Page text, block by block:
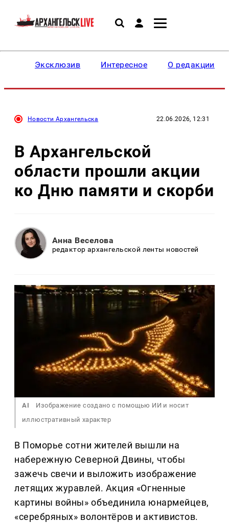
Эксклюзив Интересное О редакции
Новости Архангельска 22.06.2026, 12:31
В Архангельской
области прошли акции
ко Дню памяти и скорби
Анна Веселова
редактор архангельской ленты новостей
AI
Изображение создано с помощью ИИ и носит
иллюстративный характер
В Поморье сотни жителей вышли на
набережную Северной Двины, чтобы
зажечь свечи и выложить изображение
летящих журавлей. Акция «Огненные
картины войны» объединила юнармейцев,
«серебряных» волонтёров и активистов.